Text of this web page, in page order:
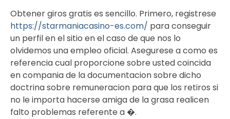
Obtener giros gratis es sencillo. Primero, registrese
https://starmaniacasino-es.com/ para conseguir
un perfil en el sitio en el caso de que nos lo
olvidemos una empleo oficial. Asegurese a como es
referencia cual proporcione sobre usted coincida
en compania de la documentacion sobre dicho
doctrina sobre remuneracion para que los retiros si
no le importa hacerse amiga de la grasa realicen
falto problemas referente a �.